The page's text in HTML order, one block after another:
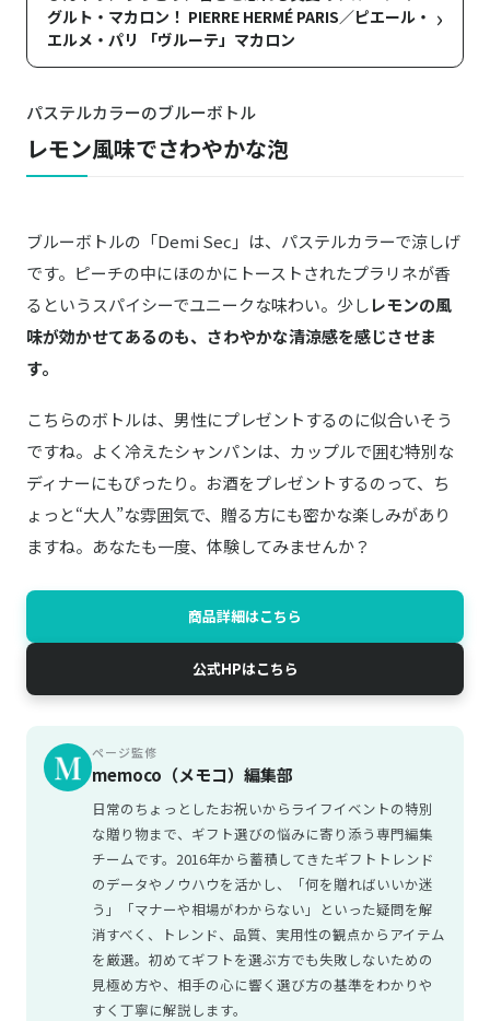
グルト・マカロン！ PIERRE HERMÉ PARIS／ピエール・
エルメ・パリ 「ヴルーテ」マカロン
›
パステルカラーのブルーボトル
レモン風味でさわやかな泡
ブルーボトルの「Demi Sec」は、パステルカラーで涼しげ
です。ピーチの中にほのかにトーストされたプラリネが香
るというスパイシーでユニークな味わい。少しレモンの風
味が効かせてあるのも、さわやかな清涼感を感じさせま
す。
こちらのボトルは、男性にプレゼントするのに似合いそう
ですね。よく冷えたシャンパンは、カップルで囲む特別な
ディナーにもぴったり。お酒をプレゼントするのって、ち
ょっと“大人”な雰囲気で、贈る方にも密かな楽しみがあり
ますね。あなたも一度、体験してみませんか？
商品詳細はこちら
公式HPはこちら
ページ監修
memoco（メモコ）編集部
日常のちょっとしたお祝いからライフイベントの特別
な贈り物まで、ギフト選びの悩みに寄り添う専門編集
チームです。2016年から蓄積してきたギフトトレンド
のデータやノウハウを活かし、「何を贈ればいいか迷
う」「マナーや相場がわからない」といった疑問を解
消すべく、トレンド、品質、実用性の観点からアイテム
を厳選。初めてギフトを選ぶ方でも失敗しないための
見極め方や、相手の心に響く選び方の基準をわかりや
すく丁寧に解説します。